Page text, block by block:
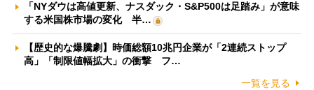
「NYダウは高値更新、ナスダック・S&P500は足踏み」が意味
する米国株市場の変化 半…
【歴史的な爆騰劇】時価総額10兆円企業が「2連続ストップ
高」「制限値幅拡大」の衝撃 フ…
一覧を見る